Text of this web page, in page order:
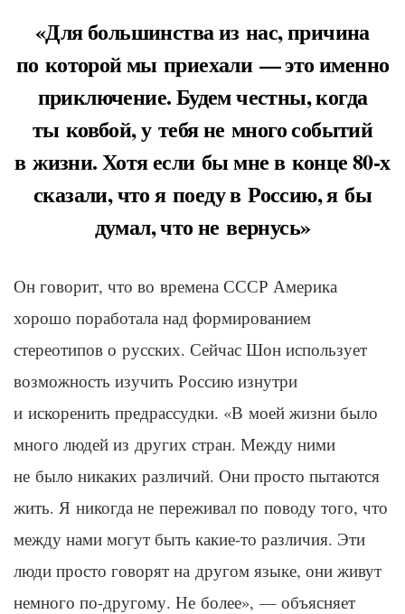
«Для большинства из нас, причина
по которой мы приехали — это именно
приключение. Будем честны, когда
ты ковбой, у тебя не много событий
в жизни. Хотя если бы мне в конце 80-х
сказали, что я поеду в Россию, я бы
думал, что не вернусь»
Он говорит, что во времена СССР Америка
хорошо поработала над формированием
стереотипов о русских. Сейчас Шон использует
возможность изучить Россию изнутри
и искоренить предрассудки. «В моей жизни было
много людей из других стран. Между ними
не было никаких различий. Они просто пытаются
жить. Я никогда не переживал по поводу того, что
между нами могут быть какие-то различия. Эти
люди просто говорят на другом языке, они живут
немного по-другому. Не более», — объясняет